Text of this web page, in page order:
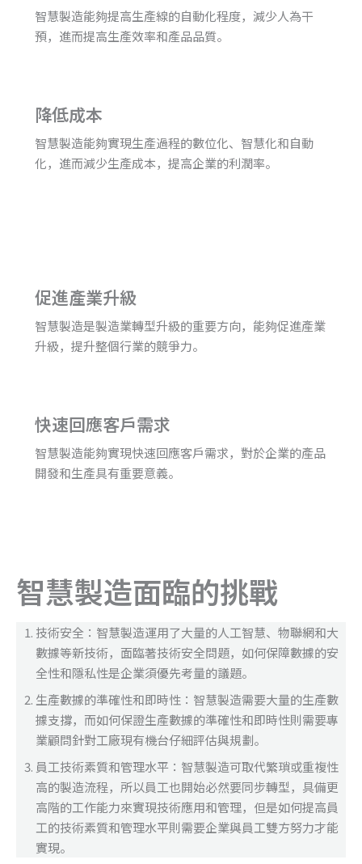
智慧製造能夠提高生產線的自動化程度，減少人為干
預，進而提高生產效率和產品品質。
降低成本
智慧製造能夠實現生產過程的數位化、智慧化和自動
化，進而減少生產成本，提高企業的利潤率。
促進產業升級
智慧製造是製造業轉型升級的重要方向，能夠促進產業
升級，提升整個行業的競爭力。
快速回應客戶需求
智慧製造能夠實現快速回應客戶需求，對於企業的產品
開發和生產具有重要意義。
智慧製造面臨的挑戰
技術安全：智慧製造運用了大量的人工智慧、物聯網和大
數據等新技術，面臨著技術安全問題，如何保障數據的安
全性和隱私性是企業須優先考量的議題。
生產數據的準確性和即時性：智慧製造需要大量的生產數
據支撐，而如何保證生產數據的準確性和即時性則需要專
業顧問針對工廠現有機台仔細評估與規劃。
員工技術素質和管理水平：智慧製造可取代繁瑣或重複性
高的製造流程，所以員工也開始必然要同步轉型，具備更
高階的工作能力來實現技術應用和管理，但是如何提高員
工的技術素質和管理水平則需要企業與員工雙方努力才能
實現。